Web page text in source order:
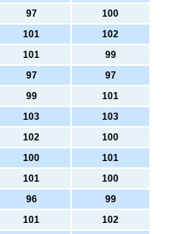
97
100
101
102
101
99
97
97
99
101
103
103
102
100
100
101
101
100
96
99
101
102